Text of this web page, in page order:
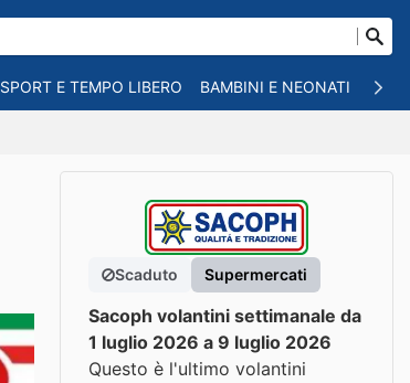
SPORT E TEMPO LIBERO BAMBINI E NEONATI
Scaduto Supermercati
Sacoph volantini settimanale da
1 luglio 2026 a 9 luglio 2026
Questo è l'ultimo volantini